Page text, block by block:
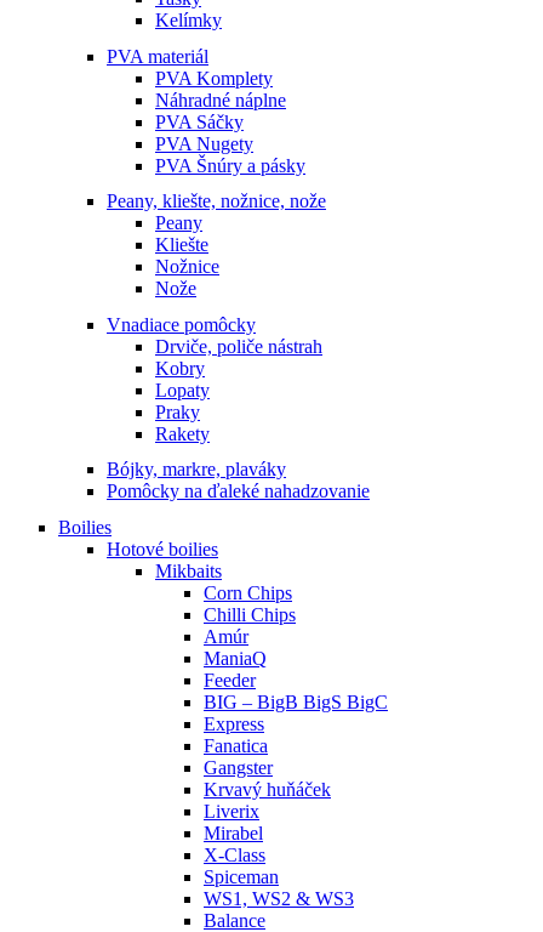
Kelímky
PVA materiál
PVA Komplety
Náhradné náplne
PVA Sáčky
PVA Nugety
PVA Šnúry a pásky
Peany, kliešte, nožnice, nože
Peany
Kliešte
Nožnice
Nože
Vnadiace pomôcky
Drviče, poliče nástrah
Kobry
Lopaty
Praky
Rakety
Bójky, markre, plaváky
Pomôcky na ďaleké nahadzovanie
Boilies
Hotové boilies
Mikbaits
Corn Chips
Chilli Chips
Amúr
ManiaQ
Feeder
BIG – BigB BigS BigC
Express
Fanatica
Gangster
Krvavý huňáček
Liverix
Mirabel
X-Class
Spiceman
WS1, WS2 & WS3
Balance